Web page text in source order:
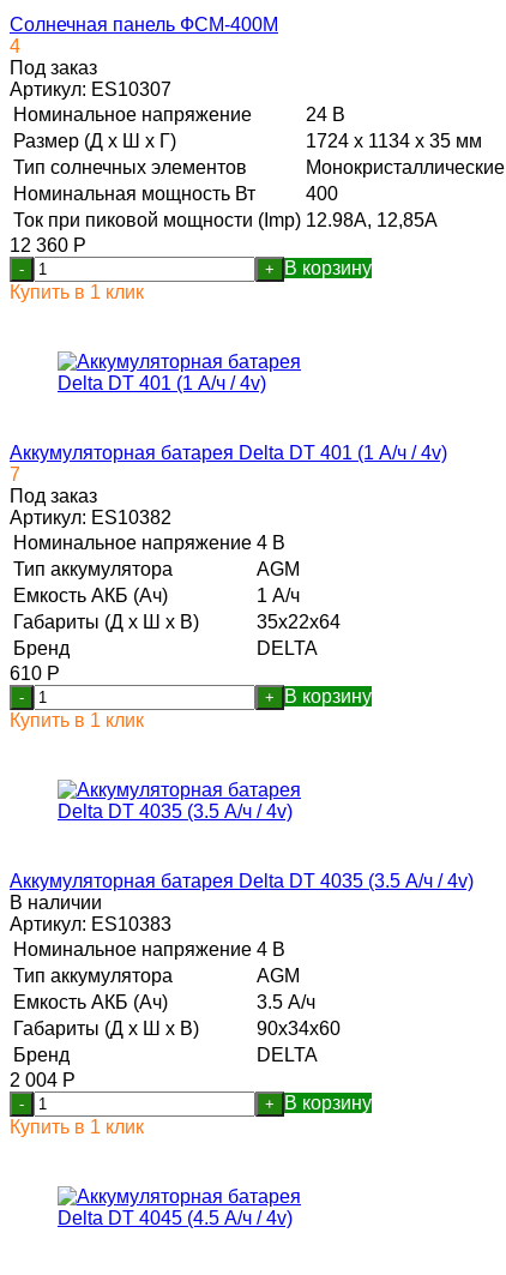
Солнечная панель ФСМ-400М
4
Под заказ
Артикул: ES10307
Номинальное напряжение
24 В
Размер (Д х Ш х Г)
1724 x 1134 x 35 мм
Тип солнечных элементов
Монокристаллические
Номинальная мощность Вт
400
Ток при пиковой мощности (Imp) 12.98А, 12,85А
12 360 Р
- +
В корзину
Купить в 1 клик
Аккумуляторная батарея Delta DT 401 (1 А/ч / 4v)
7
Под заказ
Артикул: ES10382
Номинальное напряжение 4 В
Тип аккумулятора
AGM
Емкость АКБ (Ач)
1 А/ч
Габариты (Д х Ш х В)
35x22x64
Бренд
DELTA
610 Р
- +
В корзину
Купить в 1 клик
Аккумуляторная батарея Delta DT 4035 (3.5 А/ч / 4v)
В наличии
Артикул: ES10383
Номинальное напряжение 4 В
Тип аккумулятора
AGM
Емкость АКБ (Ач)
3.5 А/ч
Габариты (Д х Ш х В)
90x34x60
Бренд
DELTA
2 004 Р
- +
В корзину
Купить в 1 клик